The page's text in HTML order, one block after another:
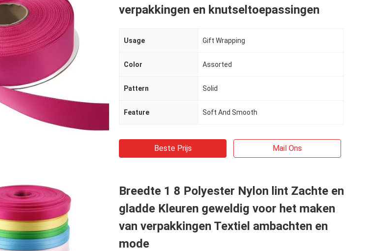
verpakkingen en knutseltoepassingen
Usage Gift Wrapping
Color Assorted
Pattern Solid
Feature Soft And Smooth
Beste Prijs Mail Ons
Breedte 1 8 Polyester Nylon lint Zachte en
gladde Kleuren geweldig voor het maken
van verpakkingen Textiel ambachten en
mode